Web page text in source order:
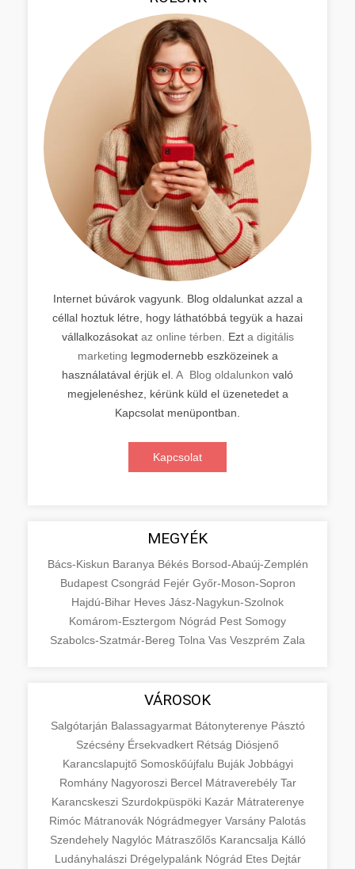
Internet búvárok vagyunk. Blog oldalunkat azzal a
céllal hoztuk létre, hogy láthatóbbá tegyük a hazai
vállalkozásokat az online térben. Ezt a digitális
marketing legmodernebb eszközeinek a
használatával érjük el. A Blog oldalunkon való
megjelenéshez, kérünk küld el üzenetedet a
Kapcsolat menüpontban.
Kapcsolat
MEGYÉK
Bács-Kiskun Baranya Békés Borsod-Abaúj-Zemplén
Budapest Csongrád Fejér Győr-Moson-Sopron
Hajdú-Bihar Heves Jász-Nagykun-Szolnok
Komárom-Esztergom Nógrád Pest Somogy
Szabolcs-Szatmár-Bereg Tolna Vas Veszprém Zala
VÁROSOK
Salgótarján Balassagyarmat Bátonyterenye Pásztó
Szécsény Érsekvadkert Rétság Diósjenő
Karancslapujtő Somoskőújfalu Buják Jobbágyi
Romhány Nagyoroszi Bercel Mátraverebély Tar
Karancskeszi Szurdokpüspöki Kazár Mátraterenye
Rimóc Mátranovák Nógrádmegyer Varsány Palotás
Szendehely Nagylóc Mátraszőlős Karancsalja Kálló
Ludányhalászi Drégelypalánk Nógrád Etes Dejtár